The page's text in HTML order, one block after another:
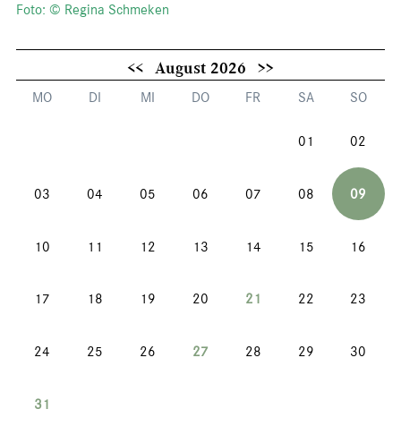
Foto: © Regina Schmeken
<< August 2026 >>
MO DI MI DO FR SA SO
01 02
03 04 05 06 07 08 09
10 11 12 13 14 15 16
17 18 19 20 21 22 23
24 25 26 27 28 29 30
31